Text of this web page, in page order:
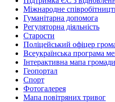
Міжнародне
Гуманітарна допомога
Регуляторна діяльність
Старости
Поліцейський офіцер
Всеукраїнська програма
Інтерактивна мапа громади
Геопортал
Спорт
Фотогалерея
Мапа повітряних тривог